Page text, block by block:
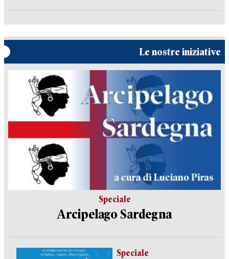
Le nostre iniziative
Speciale
Arcipelago Sardegna
Speciale